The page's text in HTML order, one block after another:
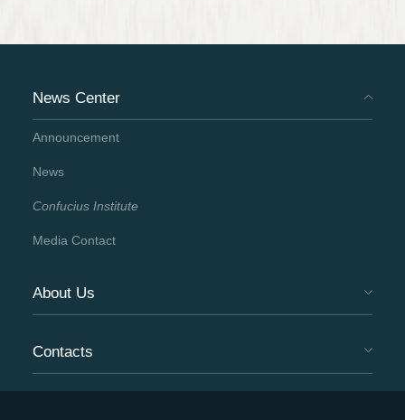
News Center
Announcement
News
Confucius Institute
Media Contact
About Us
Contacts